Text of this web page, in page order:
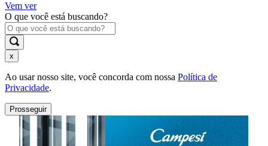
Vem ver
O que você está buscando?
x
Ao usar nosso site, você concorda com nossa Política de
Privacidade.
Prosseguir